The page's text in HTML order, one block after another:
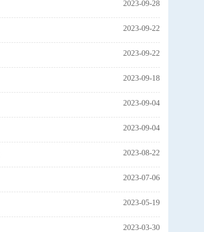
2023-09-28
2023-09-22
2023-09-22
2023-09-18
2023-09-04
2023-09-04
2023-08-22
2023-07-06
2023-05-19
2023-03-30